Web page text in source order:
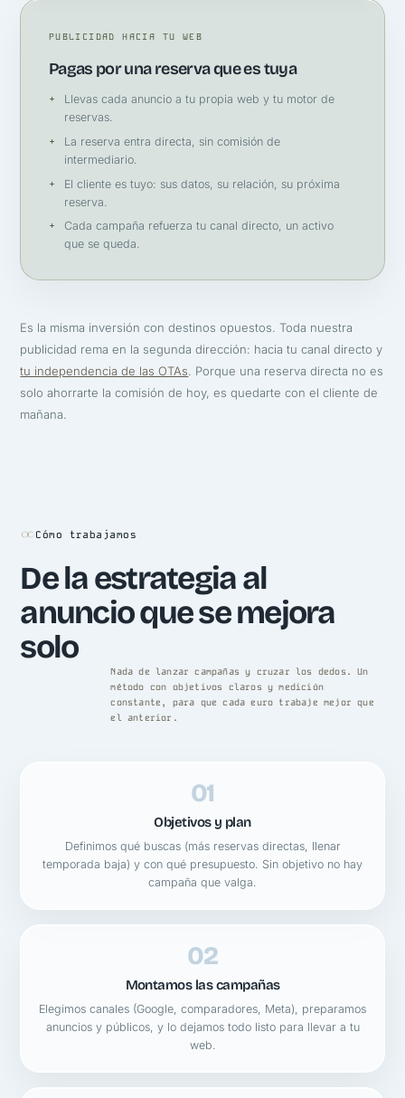
PUBLICIDAD HACIA TU WEB
Pagas por una reserva que es tuya
Llevas cada anuncio a tu propia web y tu motor de
reservas.
La reserva entra directa, sin comisión de
intermediario.
El cliente es tuyo: sus datos, su relación, su próxima
reserva.
Cada campaña refuerza tu canal directo, un activo
que se queda.
Es la misma inversión con destinos opuestos. Toda nuestra
publicidad rema en la segunda dirección: hacia tu canal directo y
tu independencia de las OTAs . Porque una reserva directa no es
solo ahorrarte la comisión de hoy, es quedarte con el cliente de
mañana.
Cómo trabajamos
De la estrategia al
anuncio que se mejora
solo
Nada de lanzar campañas y cruzar los dedos. Un
método con objetivos claros y medición
constante, para que cada euro trabaje mejor que
el anterior.
01
Objetivos y plan
Definimos qué buscas (más reservas directas, llenar
temporada baja) y con qué presupuesto. Sin objetivo no hay
campaña que valga.
02
Montamos las campañas
Elegimos canales (Google, comparadores, Meta), preparamos
anuncios y públicos, y lo dejamos todo listo para llevar a tu
web.